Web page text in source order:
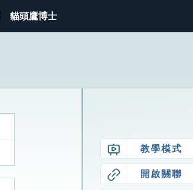
貓頭鷹博士
教學模式
開啟關聯